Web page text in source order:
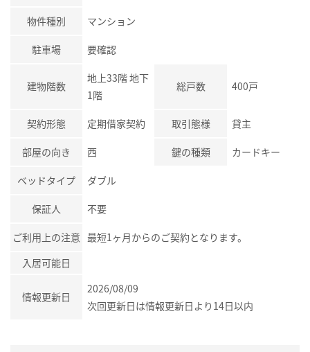
物件種別 マンション
駐車場 要確認
建物階数
地上33階 地下
1階
総戸数 400戸
契約形態 定期借家契約 取引態様 貸主
部屋の向き 西 鍵の種類 カードキー
ベッドタイプ ダブル
保証人 不要
ご利用上の注意 最短1ヶ月からのご契約となります。
入居可能日
情報更新日
2026/08/09
次回更新日は情報更新日より14日以内